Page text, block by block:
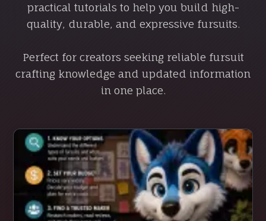
practical tutorials to help you build high-
quality, durable, and expressive fursuits.
Perfect for creators seeking reliable fursuit
crafting knowledge and updated information
in one place.